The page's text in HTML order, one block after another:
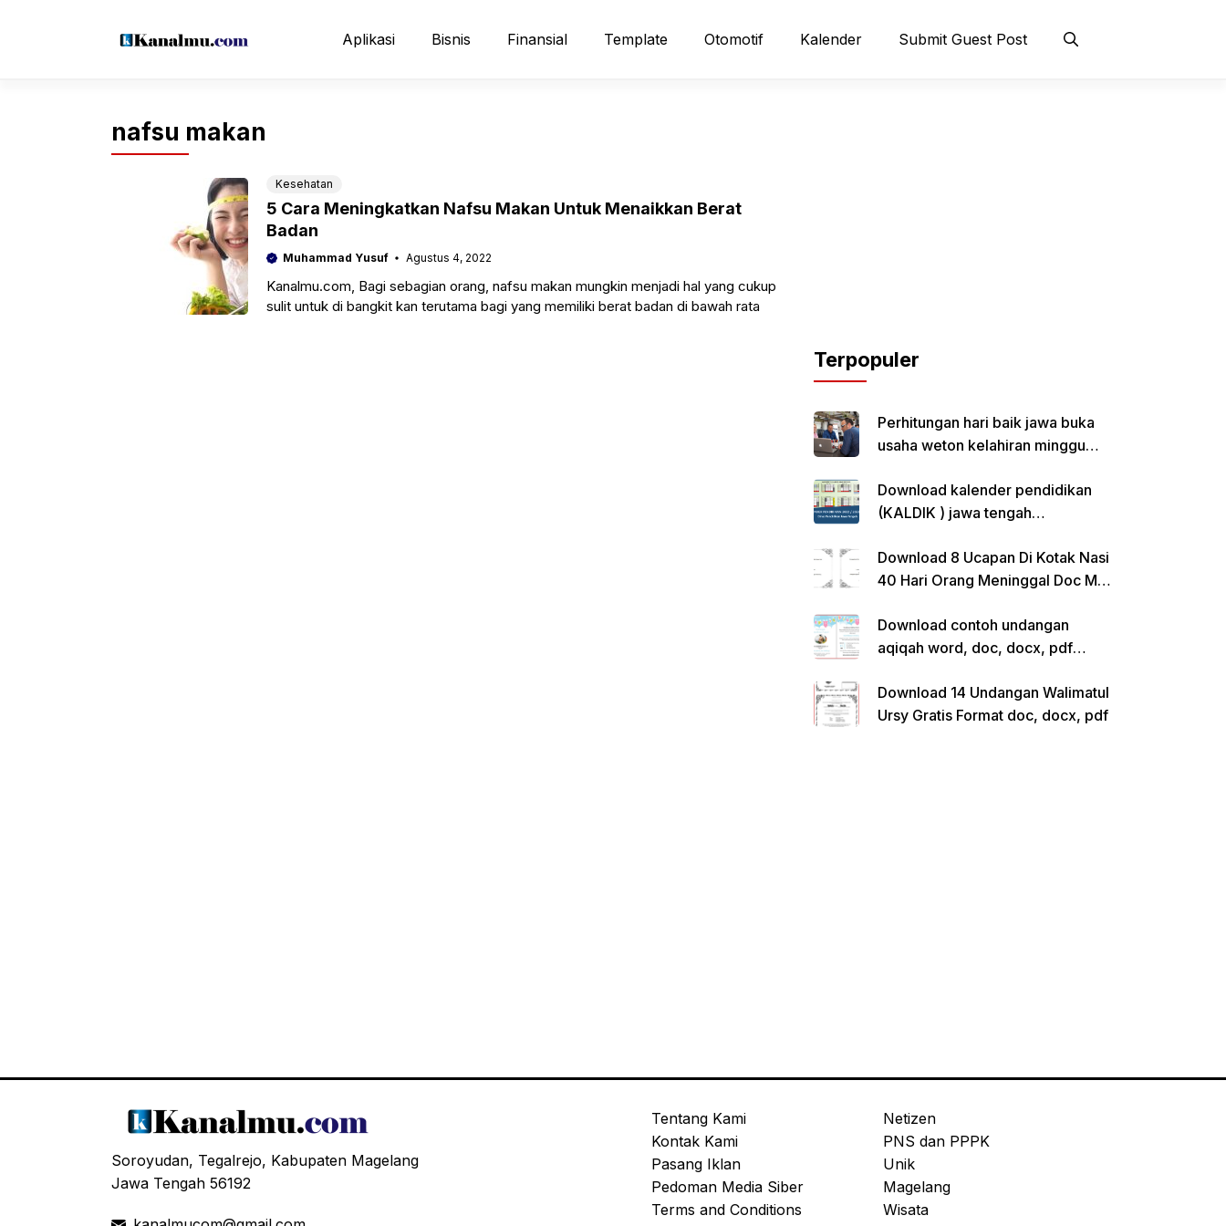
Aplikasi Bisnis Finansial Template Otomotif Kalender Submit Guest Post
nafsu makan
Kesehatan
5 Cara Meningkatkan Nafsu Makan Untuk Menaikkan Berat
Badan
Muhammad Yusuf Agustus 4, 2022
Kanalmu.com, Bagi sebagian orang, nafsu makan mungkin menjadi hal yang cukup
sulit untuk di bangkit kan terutama bagi yang memiliki berat badan di bawah rata
Terpopuler
Perhitungan hari baik jawa buka
usaha weton kelahiran minggu
Download kalender pendidikan
(KALDIK ) jawa tengah
Download 8 Ucapan Di Kotak Nasi
40 Hari Orang Meninggal Doc Ms.
Download contoh undangan
aqiqah word, doc, docx, pdf
Download 14 Undangan Walimatul
Ursy Gratis Format doc, docx, pdf
Soroyudan, Tegalrejo, Kabupaten Magelang
Jawa Tengah 56192
Tentang Kami
Kontak Kami
Pasang Iklan
Pedoman Media Siber
Terms and Conditions
Netizen
PNS dan PPPK
Unik
Magelang
Wisata